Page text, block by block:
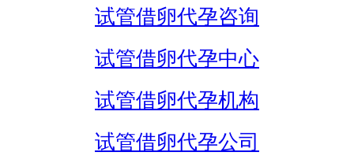
试管借卵代孕咨询
试管借卵代孕中心
试管借卵代孕机构
试管借卵代孕公司